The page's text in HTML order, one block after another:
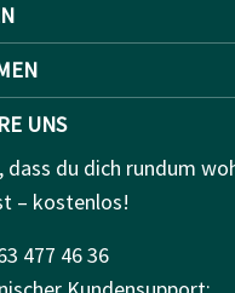
UNS
dass du dich rundum
– kostenlos!
477 46 36